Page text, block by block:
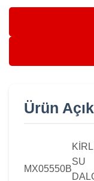
Ürün
MX05550B
KİRLİ
SU